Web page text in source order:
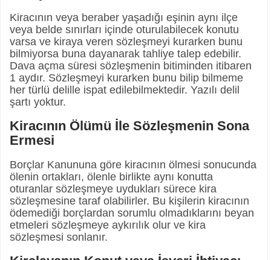
Kiracının veya beraber yaşadığı eşinin aynı ilçe
veya belde sınırları içinde oturulabilecek konutu
varsa ve kiraya veren sözleşmeyi kurarken bunu
bilmiyorsa buna dayanarak tahliye talep edebilir.
Dava açma süresi sözleşmenin bitiminden itibaren
1 aydır. Sözleşmeyi kurarken bunu bilip bilmeme
her türlü delille ispat edilebilmektedir. Yazılı delil
şartı yoktur.
Kiracının Ölümü İle Sözleşmenin Sona
Ermesi
Borçlar Kanununa göre kiracının ölmesi sonucunda
ölenin ortakları, ölenle birlikte aynı konutta
oturanlar sözleşmeye uydukları sürece kira
sözleşmesine taraf olabilirler. Bu kişilerin kiracının
ödemediği borçlardan sorumlu olmadıklarını beyan
etmeleri sözleşmeye aykırılık olur ve kira
sözleşmesi sonlanır.